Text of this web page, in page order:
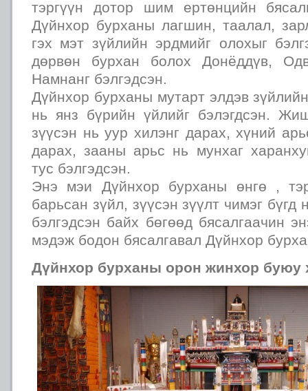
тэргүүн дотор шим ертөнцийн
Дүйнхор бурханы лагшин, таалал,
гэх мэт зүйлийн эрдмийг олохыг
дөрвөн бурхан болох Донёддүв,
Намнанг бэлгэдсэн.
Дүйнхор бурханы мутарт элдэв
нь янз бүрийн үйлийг бэлэгдсэн.
зүүсэн нь уур хилэнг дарах, хүний
дарах, зааны арьс нь мунхаг
тус бэлгэдсэн.
Энэ мэи Дүйнхор бурханы өнгө ,
барьсан зүйл, зүүсэн зүүлт чимэг бүгд
бэлгэдсэн байх бөгөөд бясалгаачин
мэдэж бодон бясалгавал Дүйнхор
Дүйнхор бурханы орон жинхор буюу